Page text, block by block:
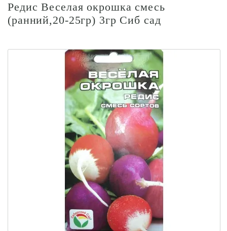
Редис Веселая окрошка смесь
(ранний,20-25гр) 3гр Сиб сад